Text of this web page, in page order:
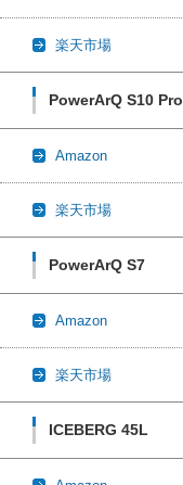
楽天市場
PowerArQ S10 Pro
Amazon
楽天市場
PowerArQ S7
Amazon
楽天市場
ICEBERG 45L